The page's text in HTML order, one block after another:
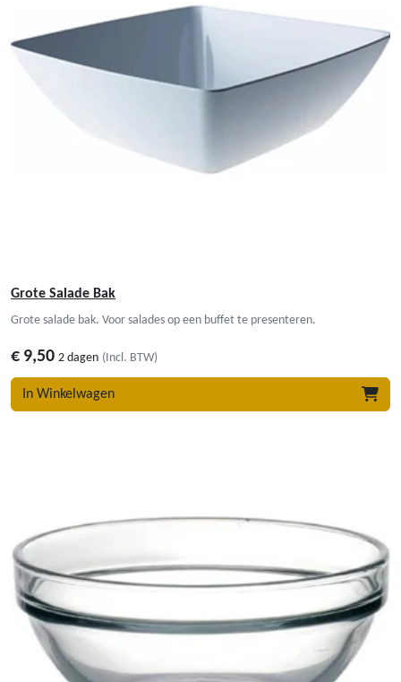
Grote Salade Bak
Grote salade bak. Voor salades op een buffet te presenteren.
€ 9,50 2 dagen (Incl. BTW)
In Winkelwagen